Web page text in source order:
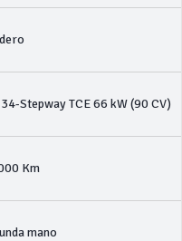
Stepway TCE 66 kW (90 CV)
Km
mano